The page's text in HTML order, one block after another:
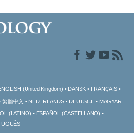
(United Kingdom) DANSK FRANÇAIS
繁體中文 NEDERLANDS DEUTSCH
MAGYAR
(LATINO)
ESPAÑOL (CASTELLANO)